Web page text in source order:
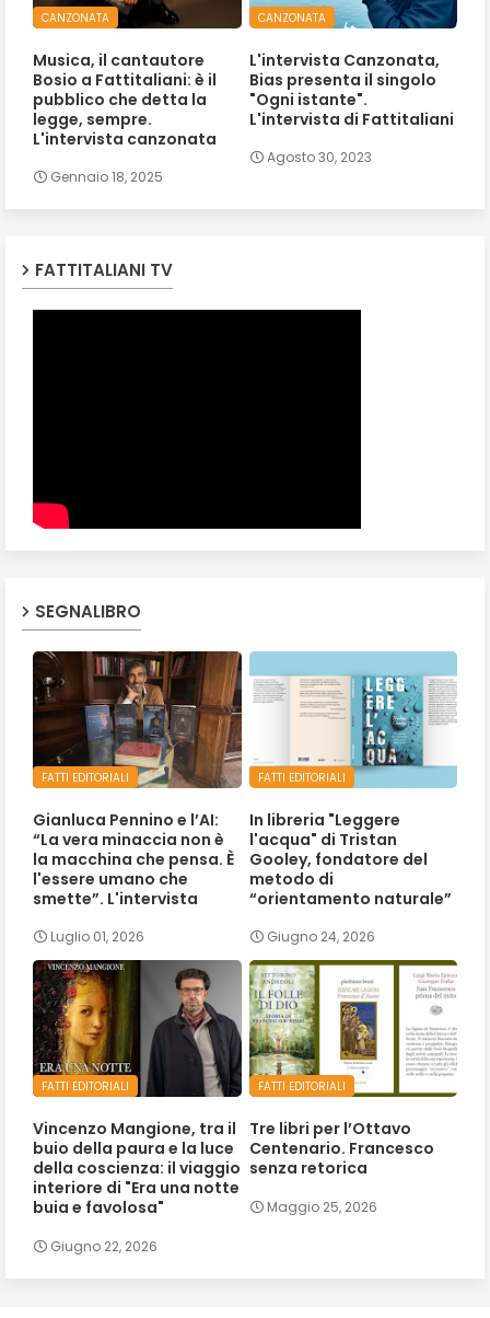
CANZONATA
Musica, il cantautore
Bosio a Fattitaliani: è il
pubblico che detta la
legge, sempre.
L'intervista canzonata
Gennaio 18, 2025
CANZONATA
L'intervista Canzonata,
Bias presenta il singolo
"Ogni istante".
L'intervista di Fattitaliani
Agosto 30, 2023
FATTITALIANI TV
SEGNALIBRO
FATTI EDITORIALI
Gianluca Pennino e l’AI:
“La vera minaccia non è
la macchina che pensa. È
l'essere umano che
smette”. L'intervista
Luglio 01, 2026
FATTI EDITORIALI
In libreria "Leggere
l'acqua" di Tristan
Gooley, fondatore del
metodo di
“orientamento naturale”
Giugno 24, 2026
FATTI EDITORIALI
Vincenzo Mangione, tra il
buio della paura e la luce
della coscienza: il viaggio
interiore di "Era una notte
buia e favolosa"
Giugno 22, 2026
FATTI EDITORIALI
Tre libri per l’Ottavo
Centenario. Francesco
senza retorica
Maggio 25, 2026